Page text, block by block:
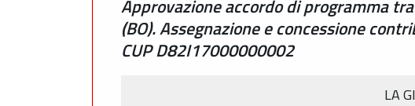
Approvazione accordo di programma
(BO). Assegnazione e concessione
CUP D82I17000000002
LA